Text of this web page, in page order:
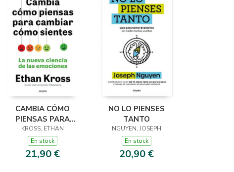
CAMBIA CÓMO
PIENSAS PARA
CAMBIAR CÓMO
SIENTES
KROSS, ETHAN
En stock
21,90 €
NO LO PIENSES
TANTO
NGUYEN, JOSEPH
En stock
20,90 €